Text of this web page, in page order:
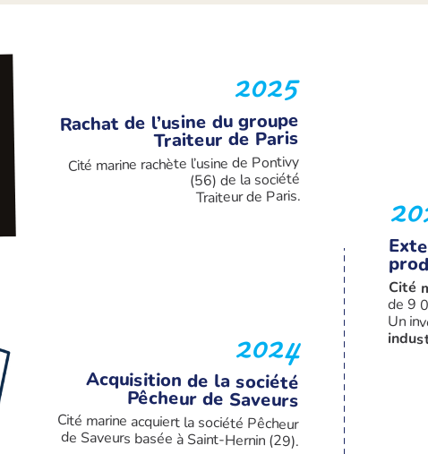
2025
Rachat de l’usine du groupe
Traiteur de Paris
Cité marine rachète l’usine de Pontivy
(56) de la société
Traiteur de Paris.
Cité
de 9
Un
2024
Acquisition de la société
Pêcheur de Saveurs
Cité marine acquiert la société Pêcheur
de Saveurs basée à Saint-Hernin (29).